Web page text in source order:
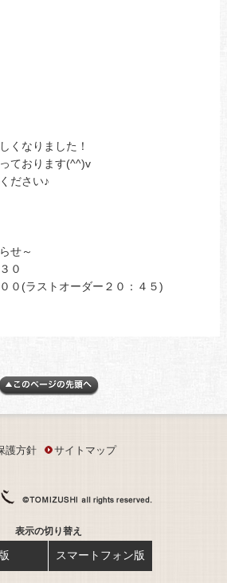
くなりました！
ております(^^)v
ださい♪
せ～
０
０(ラストオーダー２０：４５)
護方針 サイトマップ
表示の切り替え
スマートフォン版